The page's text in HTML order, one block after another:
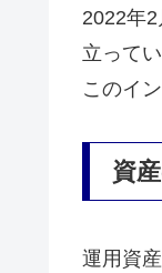
2022年
立って
このイ
資
運用資